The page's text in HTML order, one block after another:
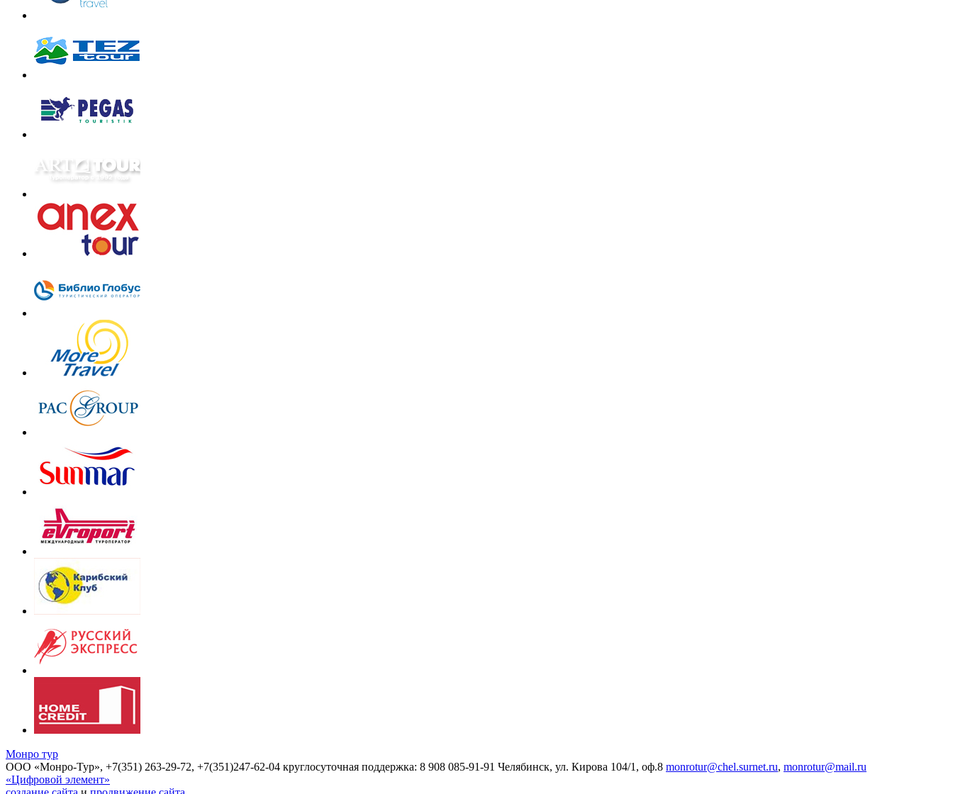
Монро тур
OOO «Монро-Тур», +7(351) 263-29-72, +7(351)247-62-04 круглосуточная поддержка: 8 908 085-91-91 Челябинск, ул. Кирова 104/1, оф.8 monrotur@chel.surnet.ru, monrotur@mail.ru
«Цифровой элемент»